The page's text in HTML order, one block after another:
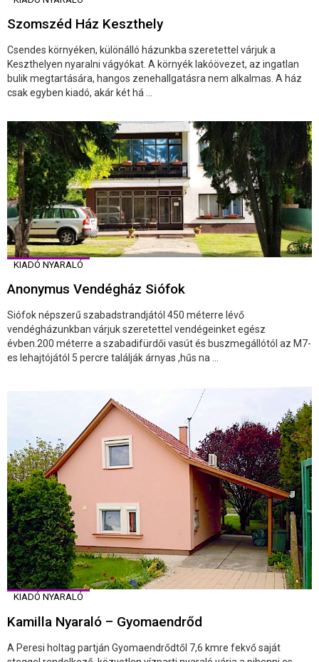
Szomszéd Ház Keszthely
Csendes környéken, különálló házunkba szeretettel várjuk a
Keszthelyen nyaralni vágyókat. A környék lakóövezet, az ingatlan
bulik megtartására, hangos zenehallgatásra nem alkalmas. A ház
csak egyben kiadó, akár két há ...
KIADÓ NYARALÓ
Anonymus Vendégház Siófok
Siófok népszerű szabadstrandjától 450 méterre lévő
vendégházunkban várjuk szeretettel vendégeinket egész
évben.200 méterre a szabadifürdői vasút és buszmegállótól az M7-
es lehajtójától 5 percre találják árnyas ,hűs na ...
KIADÓ NYARALÓ
Kamilla Nyaraló – Gyomaendrőd
A Peresi holtag partján Gyomaendrődtől 7,6 kmre fekvő saját